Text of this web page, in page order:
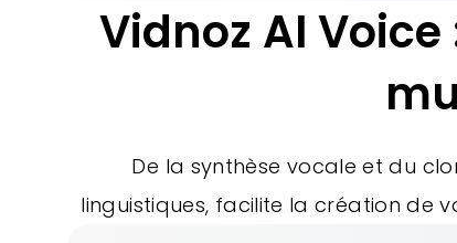
Vidnoz AI
De la synthèse vocale et du
linguistiques, facilite la création de